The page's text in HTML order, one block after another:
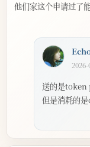
他们家这个申请过了
送的是token
但是消耗的